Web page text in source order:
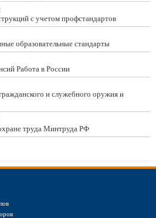
с учетом профстандартов
образовательные стандарты
Работа в России
и служебного оружия и
труда Минтруда РФ